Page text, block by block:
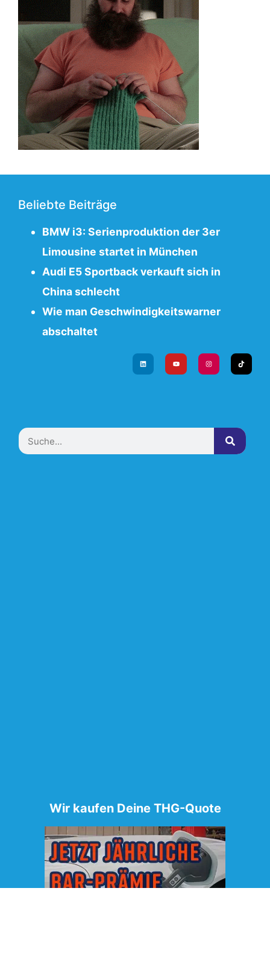
Beliebte Beiträge
BMW i3: Serienproduktion der 3er
Limousine startet in München
Audi E5 Sportback verkauft sich in
China schlecht
Wie man Geschwindigkeitswarner
abschaltet
Wir kaufen Deine THG-Quote